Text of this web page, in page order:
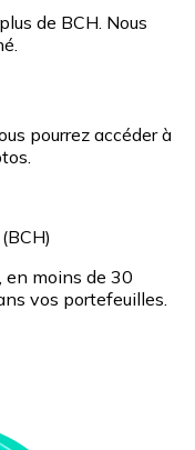
de BCH. Nous
pourrez accéder à
moins de 30
vos portefeuilles.